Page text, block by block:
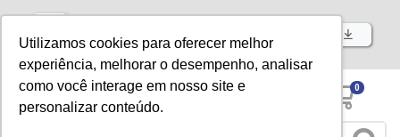
Utilizamos cookies para oferecer melhor
experiência, melhorar o desempenho, analisar
como você interage em nosso site e
personalizar conteúdo.
Baixe já nosso APP
0